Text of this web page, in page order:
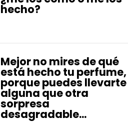
hecho?
Mejor no mires de qué
está hecho tu perfume,
porque puedes llevarte
alguna que otra
sorpresa
desagradable...